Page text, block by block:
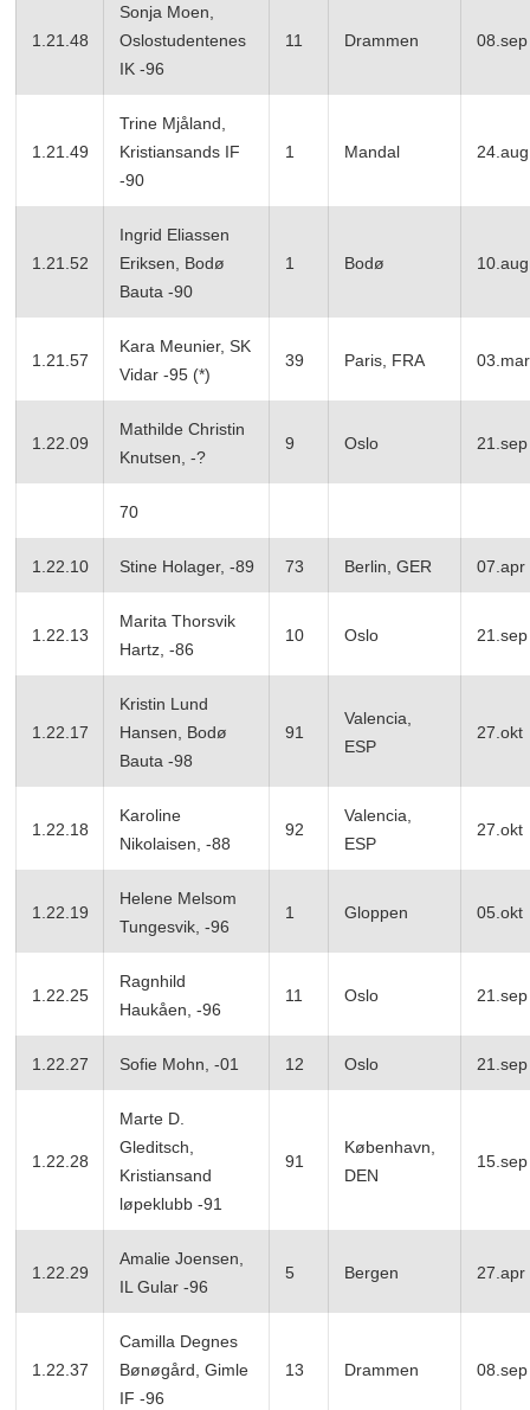
1.21.48
Sonja Moen,
Oslostudentenes
IK -96
11 Drammen 08.sep
1.21.49
Trine Mjåland,
Kristiansands IF
-90
1 Mandal 24.aug
1.21.52
Ingrid Eliassen
Eriksen, Bodø
Bauta -90
1 Bodø 10.aug
1.21.57
Kara Meunier, SK
Vidar -95 (*)
39 Paris, FRA 03.mar
1.22.09
Mathilde Christin
Knutsen, -?
9 Oslo 21.sep
70
1.22.10 Stine Holager, -89 73 Berlin, GER 07.apr
1.22.13
Marita Thorsvik
Hartz, -86
10 Oslo 21.sep
1.22.17
Kristin Lund
Hansen, Bodø
Bauta -98
91
Valencia,
ESP
27.okt
1.22.18
Karoline
Nikolaisen, -88
92
Valencia,
ESP
27.okt
1.22.19
Helene Melsom
Tungesvik, -96
1 Gloppen 05.okt
1.22.25
Ragnhild
Haukåen, -96
11 Oslo 21.sep
1.22.27 Sofie Mohn, -01 12 Oslo 21.sep
1.22.28
Marte D.
Gleditsch,
Kristiansand
løpeklubb -91
91
København,
DEN
15.sep
1.22.29
Amalie Joensen,
IL Gular -96
5 Bergen 27.apr
1.22.37
Camilla Degnes
Bønøgård, Gimle
IF -96
13 Drammen 08.sep